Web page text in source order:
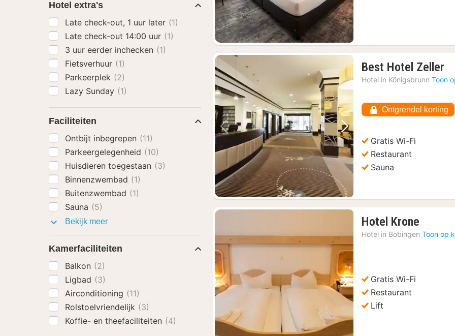
Vorige foto Volgende foto
Best Hotel Zeller
€
Hotel in Königsbrunn Toon
Ontgrendel korting
Gratis Wi-Fi
Restaurant
Sauna
Vorige foto Volgende foto
Hotel Krone
nacht
Hotel in Bobingen Toon op
Gratis Wi-Fi
Restaurant
Lift
Hotel extra's
Late check-out, 1 uur later (1)
Late check-out 14:00 uur (1)
3 uur eerder inchecken (1)
Fietsverhuur (1)
Parkeerplek (2)
Lazy Sunday (1)
Faciliteiten
Ontbijt inbegrepen (11)
Parkeergelegenheid (10)
Huisdieren toegestaan (3)
Binnenzwembad (1)
Buitenzwembad (1)
Sauna (5)
Bekijk meerFaciliteiten
Kamerfaciliteiten
Balkon (2)
Ligbad (3)
Airconditioning (11)
Rolstoelvriendelijk (3)
Koffie- en theefaciliteiten (4)